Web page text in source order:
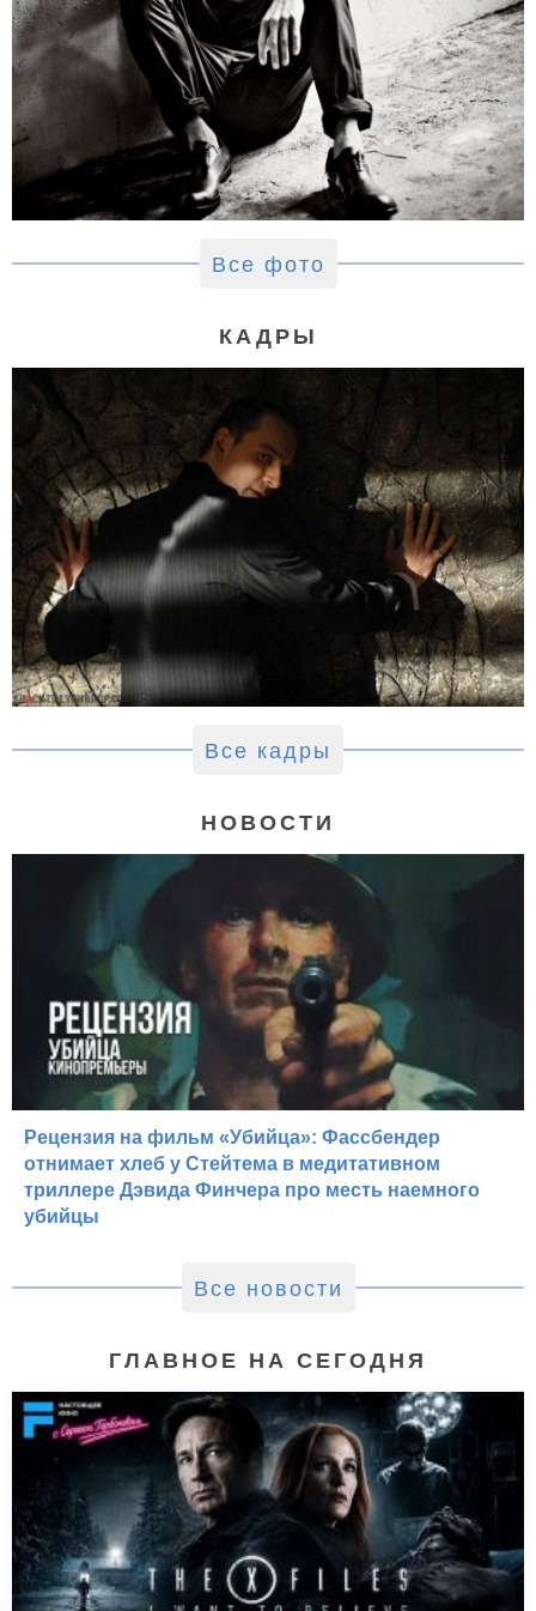
Все фото
КАДРЫ
Все кадры
НОВОСТИ
Рецензия на фильм «Убийца»: Фассбендер
отнимает хлеб у Стейтема в медитативном
триллере Дэвида Финчера про месть наемного
убийцы
Все новости
ГЛАВНОЕ НА СЕГОДНЯ